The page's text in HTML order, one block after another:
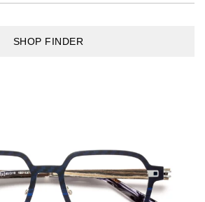
SHOP FINDER